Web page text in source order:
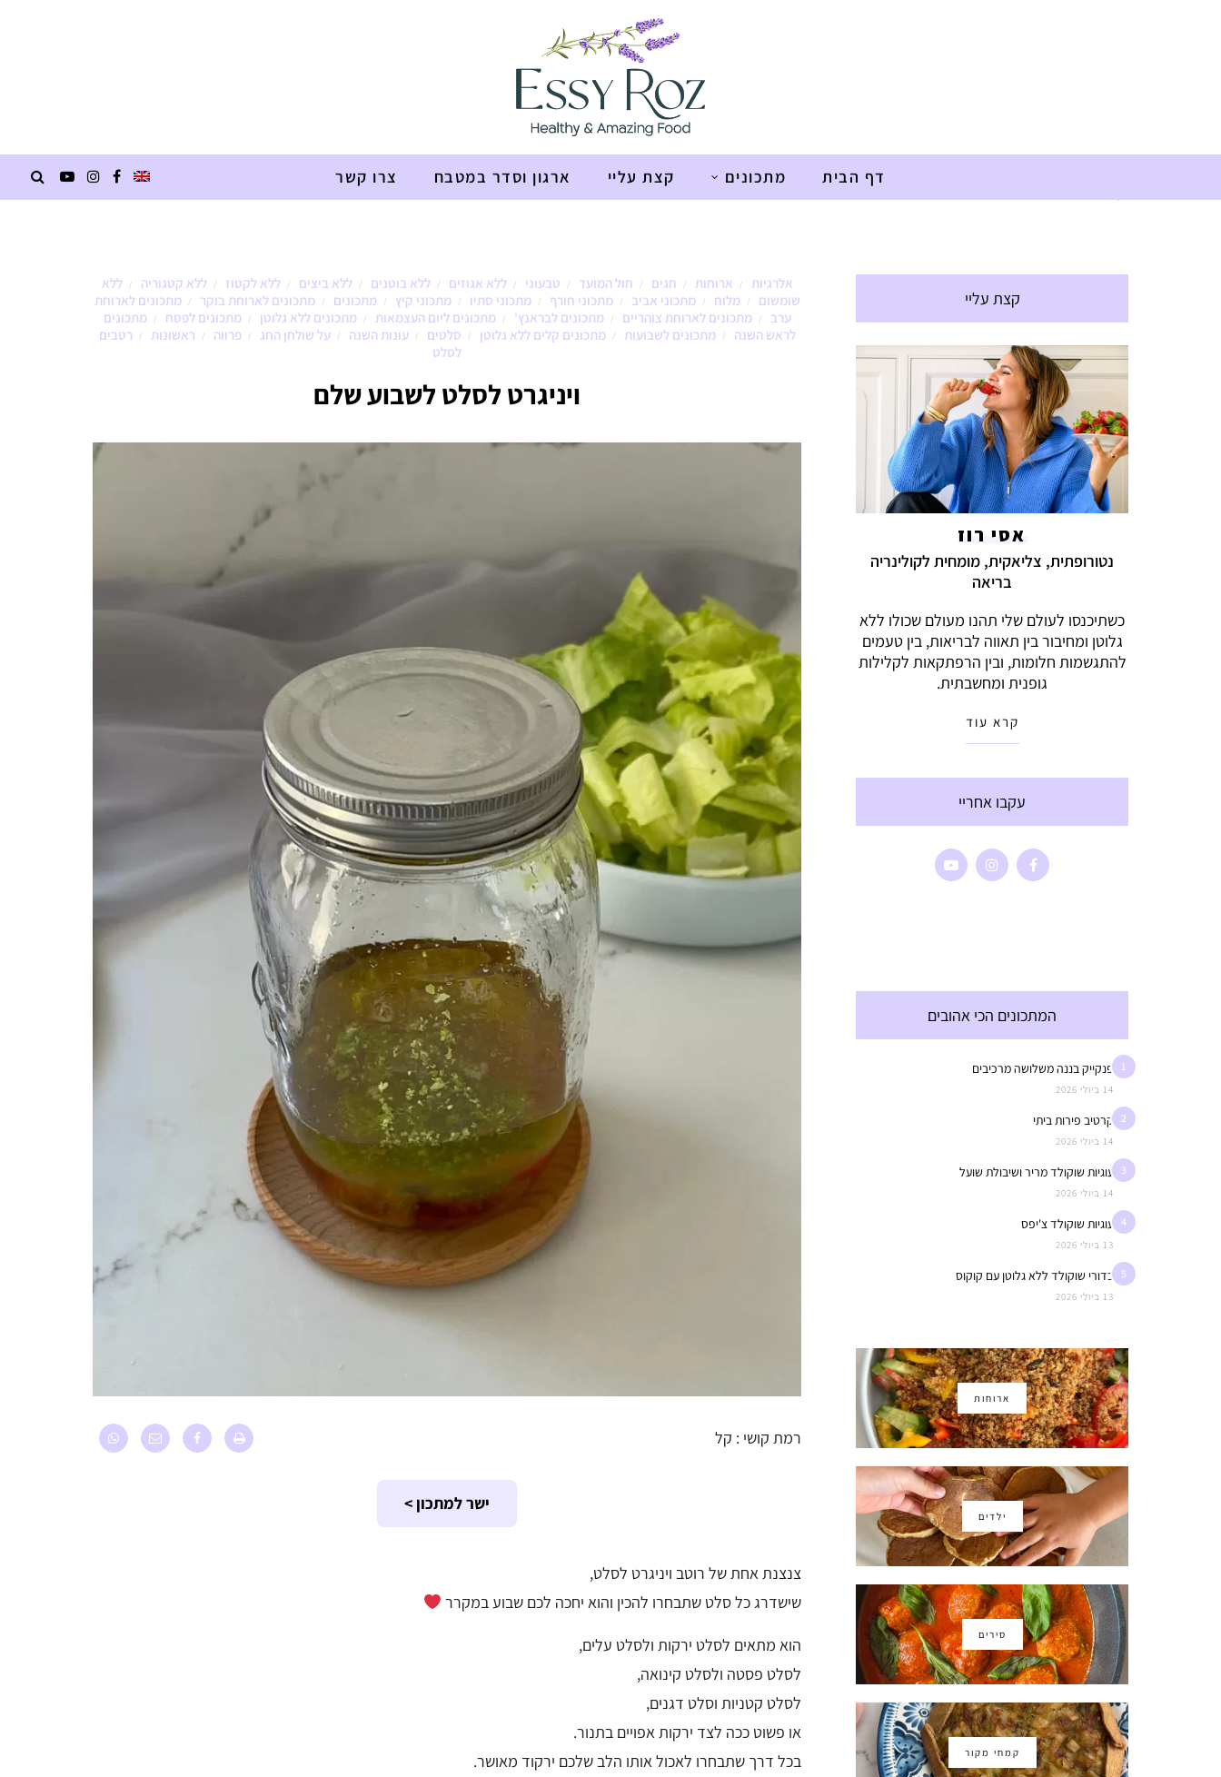
דף הבית מתכונים קצת עליי ארגון וסדר במטבח צרו קשר
אלרגיות / ארוחות / חגים / חול המועד / טבעוני / ללא אגוזים / ללא בוטנים / ללא ביצים / ללא לקטוז / ללא קטגוריה /
ללא
שומשום
/ מלוח / מתכוני אביב / מתכוני חורף / מתכוני סתיו / מתכוני קיץ / מתכונים / מתכונים לארוחת בוקר /
מתכונים לארוחת
ערב
/ מתכונים לארוחת צוהריים / מתכונים לבראנץ' / מתכונים ליום העצמאות / מתכונים ללא גלוטן / מתכונים לפסח /
מתכונים
לראש השנה
/ מתכונים לשבועות / מתכונים קלים ללא גלוטן / סלטים / עונות השנה / על שולחן החג / פרווה / ראשונות /
רטבים
לסלט
ויניגרט לסלט לשבוע שלם
רמת קושי : קל
ישר למתכון >
צנצנת אחת של רוטב ויניגרט לסלט,
שישדרג כל סלט שתבחרו להכין והוא יחכה לכם שבוע במקרר
הוא מתאים לסלט ירקות ולסלט עלים,
לסלט פסטה ולסלט קינואה,
לסלט קטניות וסלט דגנים,
או פשוט ככה לצד ירקות אפויים בתנור.
בכל דרך שתבחרו לאכול אותו הלב שלכם ירקוד מאושר.
קצת עליי
אסי רוז
נטורופתית, צליאקית, מומחית לקולינריה
בריאה
כשתיכנסו לעולם שלי תהנו מעולם שכולו ללא
גלוטן ומחיבור בין תאווה לבריאות, בין טעמים
להתגשמות חלומות, ובין הרפתקאות לקלילות
גופנית ומחשבתית.
קרא עוד
עקבו אחריי
המתכונים הכי אהובים
1 פנקייק בננה משלושה מרכיבים
14 ביולי 2026
2 קרטיב פירות ביתי
14 ביולי 2026
3 עוגיות שוקולד מריר ושיבולת שועל
14 ביולי 2026
4 עוגיות שוקולד צ'יפס
13 ביולי 2026
5 כדורי שוקולד ללא גלוטן עם קוקוס
13 ביולי 2026
ארוחות
ילדים
סירים
קמחי מקור